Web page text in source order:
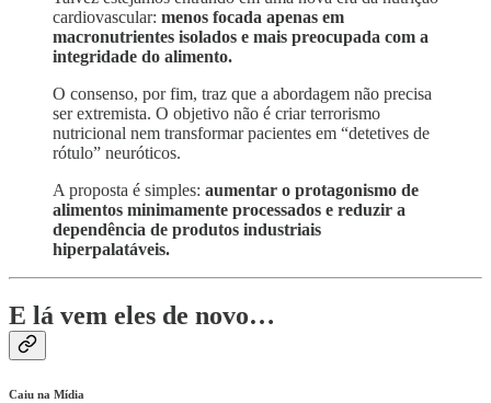
cardiovascular: menos focada apenas em
macronutrientes isolados e mais preocupada com a
integridade do alimento.
O consenso, por fim, traz que a abordagem não precisa
ser extremista. O objetivo não é criar terrorismo
nutricional nem transformar pacientes em “detetives de
rótulo” neuróticos.
A proposta é simples: aumentar o protagonismo de
alimentos minimamente processados e reduzir a
dependência de produtos industriais
hiperpalatáveis.
E lá vem eles de novo…
Caiu na Mídia